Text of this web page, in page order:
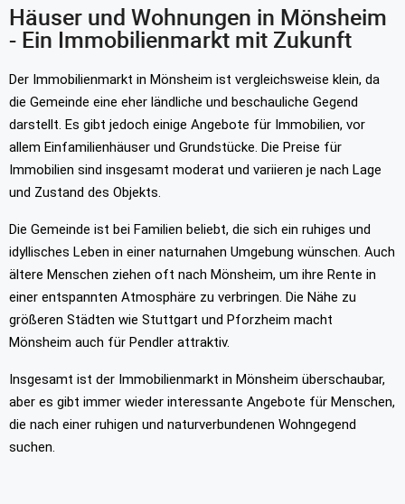
Häuser und Wohnungen in Mönsheim
- Ein Immobilienmarkt mit Zukunft
Der Immobilienmarkt in Mönsheim ist vergleichsweise klein, da
die Gemeinde eine eher ländliche und beschauliche Gegend
darstellt. Es gibt jedoch einige Angebote für Immobilien, vor
allem Einfamilienhäuser und Grundstücke. Die Preise für
Immobilien sind insgesamt moderat und variieren je nach Lage
und Zustand des Objekts.
Die Gemeinde ist bei Familien beliebt, die sich ein ruhiges und
idyllisches Leben in einer naturnahen Umgebung wünschen. Auch
ältere Menschen ziehen oft nach Mönsheim, um ihre Rente in
einer entspannten Atmosphäre zu verbringen. Die Nähe zu
größeren Städten wie Stuttgart und Pforzheim macht
Mönsheim auch für Pendler attraktiv.
Insgesamt ist der Immobilienmarkt in Mönsheim überschaubar,
aber es gibt immer wieder interessante Angebote für Menschen,
die nach einer ruhigen und naturverbundenen Wohngegend
suchen.